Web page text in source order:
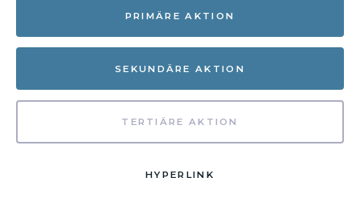
PRIMÄRE AKTION
SEKUNDÄRE AKTION
TERTIÄRE AKTION
HYPERLINK